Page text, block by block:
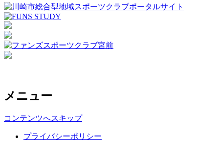
メニュー
コンテンツへスキップ
プライバシーポリシー